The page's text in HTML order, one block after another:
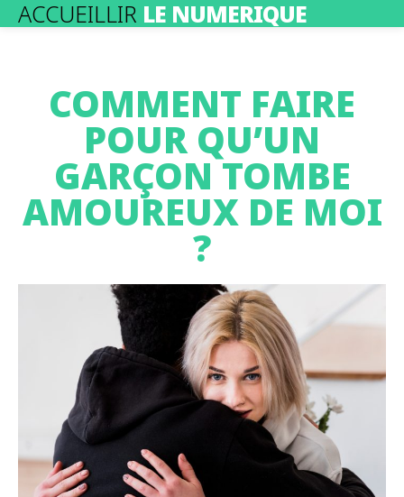
ACCUEILLIR LE NUMERIQUE
COMMENT FAIRE
POUR QU’UN
GARÇON TOMBE
AMOUREUX DE MOI
?